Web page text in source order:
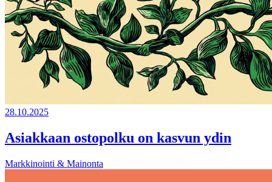
28.10.2025
Asiakkaan ostopolku on kasvun ydin
Markkinointi & Mainonta